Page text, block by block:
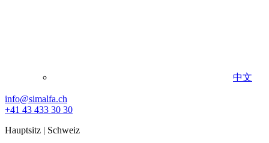
中文
info@simalfa.ch
+41 43 433 30 30
Hauptsitz | Schweiz